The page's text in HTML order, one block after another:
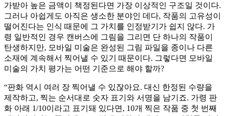
가받아 높은 금액이 책정된다면 가장 이상적인 구조일 것이다.
그러나 아쉽게도 아직은 생소한 분야인 데다, 작품의 고유성이
떨어진다는 인식 때문에 그 가치를 인정받기가 쉽지 않다. 가
령 일반적인 경우 캔버스에 그림을 그리면 단 하나의 작품이
탄생하지만, 모바일 미술은 완성된 그림 파일을 종이나 다른
소재에 계속해서 찍어낼 수 있기 때문이다. 그렇다면 모바일
미술의 가치 평가는 어떤 기준으로 해야 할까?
“판화 역시 여러 장 찍어낼 수 있잖아요. 대신 한정된 수량을
제작하고, 찍는 순서대로 숫자 표기와 서명을 남기죠. 가령 판
화 아래 1/10이라고 표기돼 있다면, 10개 찍은 작품 중 첫 번째